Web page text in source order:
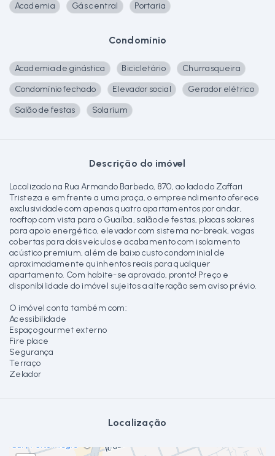
Academia Gás central Portaria
Condomínio
Academia de ginástica Bicicletário
Churrasqueira
Condomínio fechado
Elevador social
Gerador elétrico
Salão de festas
Solarium
Descrição do imóvel
Localizado na Rua Armando Barbedo, 870, ao lado do Zaffari
Tristeza e em frente a uma praça, o empreendimento oferece
exclusividade com apenas quatro apartamentos por andar,
rooftop com vista para o Guaíba, salão de festas, placas solares
para apoio energético, elevador com sistema no-break, vagas
cobertas para dois veículos e acabamento com isolamento
acústico premium, além de baixo custo condominial de
aproximadamente quinhentos reais para qualquer
apartamento. Com habite-se aprovado, pronto! Preço e
disponibilidade do imóvel sujeitos a alteração sem aviso prévio.
O imóvel conta também com:
Acessibilidade
Espaço gourmet externo
Fire place
Segurança
Terraço
Zelador
Localização